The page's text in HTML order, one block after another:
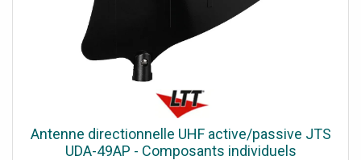
Alimentation: 12-24 V DC, Connecteur Alimentation IN:
Open End, Connecteur DMX out: Open end, Longueur
(mm): 86 mm, Hauteur (mm): 31 mm, Largueur (mm): 86
mm, Poids: 0.2 kg, Classement IP: IP20 (indoor use only),
Coffrage: Plastic, Couleur: White, Température ambiante
minimum: -20 °C, Température de surface maximum: 50
°C
Antenne directionnelle UHF active/passive JTS
UDA-49AP - Composants individuels